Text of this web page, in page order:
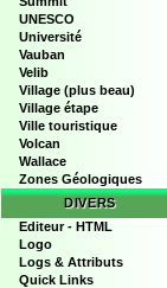
UNESCO
Université
Vauban
Velib
Village (plus beau)
Village étape
Ville touristique
Volcan
Wallace
Zones Géologiques
DIVERS
Editeur - HTML
Logo
Logs & Attributs
Quick Links